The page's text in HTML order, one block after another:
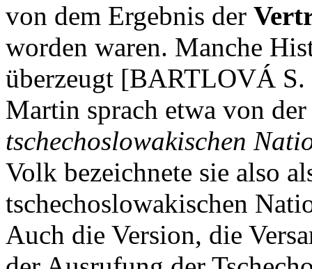
von dem Ergebnis der
worden waren. Manche
überzeugt [BARTLOVÁ
Martin sprach etwa von der
tschechoslowakischen
Volk bezeichnete sie also
tschechoslowakischen
Auch die Version, die